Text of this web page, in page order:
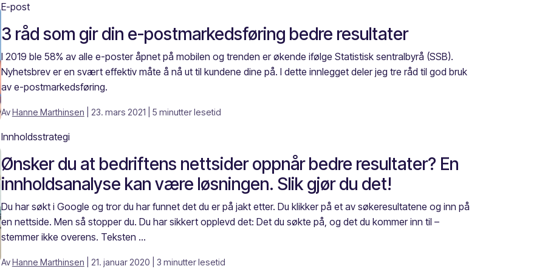
E-post
3 råd som gir din e-postmarkedsføring bedre resultater
I 2019 ble 58% av alle e-poster åpnet på mobilen og trenden er økende ifølge Statistisk sentralbyrå (SSB).
Nyhetsbrev er en svært effektiv måte å nå ut til kundene dine på. I dette innlegget deler jeg tre råd til god bruk
av e-postmarkedsføring.
AvHanne Marthinsen | 23. mars 2021 | 5 minutter lesetid
Innholdsstrategi
Ønsker du at bedriftens nettsider oppnår bedre resultater? En
innholdsanalyse kan være løsningen. Slik gjør du det!
Du har søkt i Google og tror du har funnet det du er på jakt etter. Du klikker på et av søkeresultatene og inn på
en nettside. Men så stopper du. Du har sikkert opplevd det: Det du søkte på, og det du kommer inn til –
stemmer ikke overens. Teksten ...
AvHanne Marthinsen | 21. januar 2020 | 3 minutter lesetid